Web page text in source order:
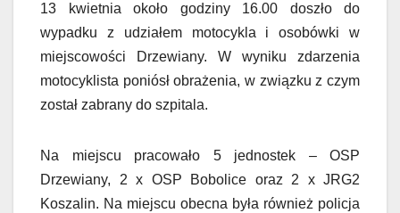
13 kwietnia około godziny 16.00 doszło do
wypadku z udziałem motocykla i osobówki w
miejscowości Drzewiany. W wyniku zdarzenia
motocyklista poniósł obrażenia, w związku z czym
został zabrany do szpitala.
Na miejscu pracowało 5 jednostek – OSP
Drzewiany, 2 x OSP Bobolice oraz 2 x JRG2
Koszalin. Na miejscu obecna była również policja